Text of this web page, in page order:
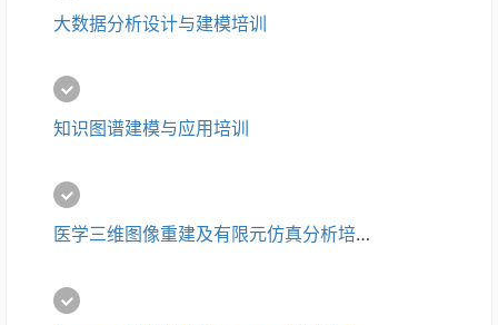
大数据分析设计与建模培训
知识图谱建模与应用培训
医学三维图像重建及有限元仿真分析培训课